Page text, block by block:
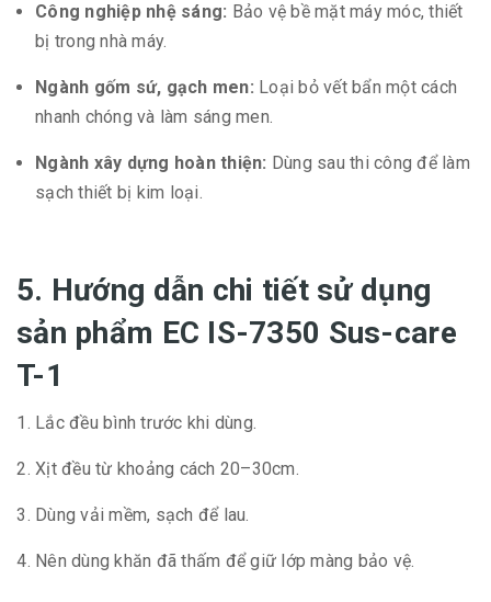
Công nghiệp nhệ sáng: Bảo vệ bề mặt máy móc, thiết
bị trong nhà máy.
Ngành gốm sứ, gạch men: Loại bỏ vết bẩn một cách
nhanh chóng và làm sáng men.
Ngành xây dựng hoàn thiện: Dùng sau thi công để làm
sạch thiết bị kim loại.
5. Hướng dẫn chi tiết sử dụng
sản phẩm EC IS-7350 Sus-care
T-1
Lắc đều bình trước khi dùng.
Xịt đều từ khoảng cách 20–30cm.
Dùng vải mềm, sạch để lau.
Nên dùng khăn đã thấm để giữ lớp màng bảo vệ.